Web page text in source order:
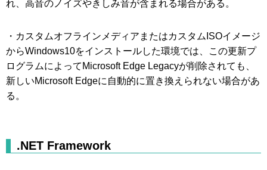
れ、高音のノイズやきしみ音が含まれる場合がある。
・カスタムオフラインメディアまたはカスタムISOイメージ
からWindows10をインストールした環境では、この更新プ
ログラムによってMicrosoft Edge Legacyが削除されても、
新しいMicrosoft Edgeに自動的に置き換えられない場合があ
る。
.NET Framework